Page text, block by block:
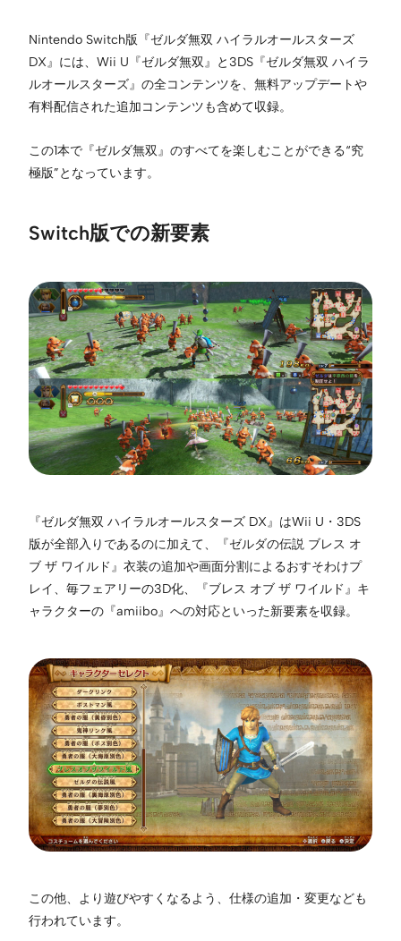
Nintendo Switch版『ゼルダ無双 ハイラルオールスターズ
DX』には、Wii U『ゼルダ無双』と3DS『ゼルダ無双 ハイラ
ルオールスターズ』の全コンテンツを、無料アップデートや
有料配信された追加コンテンツも含めて収録。
この1本で『ゼルダ無双』のすべてを楽しむことができる“究
極版”となっています。
Switch版での新要素
『ゼルダ無双 ハイラルオールスターズ DX』はWii U・3DS
版が全部入りであるのに加えて、『ゼルダの伝説 ブレス オ
ブ ザ ワイルド』衣装の追加や画面分割によるおすそわけプ
レイ、毎フェアリーの3D化、『ブレス オブ ザ ワイルド』キ
ャラクターの『amiibo』への対応といった新要素を収録。
この他、より遊びやすくなるよう、仕様の追加・変更なども
行われています。